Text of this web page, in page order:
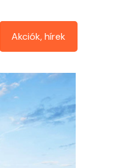
Akciók, hírek